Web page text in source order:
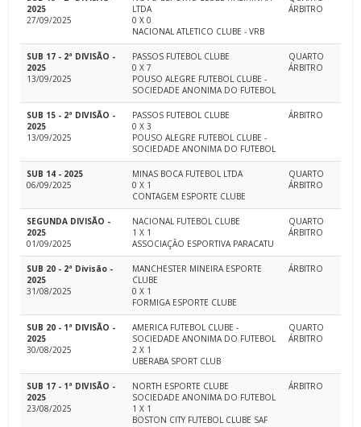
2025
27/09/2025
LTDA
0 X 0
NACIONAL ATLETICO CLUBE - VRB
ÁRBITRO
SUB 17 - 2ª DIVISÃO -
2025
13/09/2025
PASSOS FUTEBOL CLUBE
0 X 7
POUSO ALEGRE FUTEBOL CLUBE -
SOCIEDADE ANONIMA DO FUTEBOL
QUARTO
ÁRBITRO
SUB 15 - 2ª DIVISÃO -
2025
13/09/2025
PASSOS FUTEBOL CLUBE
0 X 3
POUSO ALEGRE FUTEBOL CLUBE -
SOCIEDADE ANONIMA DO FUTEBOL
ÁRBITRO
SUB 14 - 2025
06/09/2025
MINAS BOCA FUTEBOL LTDA
0 X 1
CONTAGEM ESPORTE CLUBE
QUARTO
ÁRBITRO
SEGUNDA DIVISÃO -
2025
01/09/2025
NACIONAL FUTEBOL CLUBE
1 X 1
ASSOCIAÇÃO ESPORTIVA PARACATU
QUARTO
ÁRBITRO
SUB 20 - 2ª Divisão -
2025
31/08/2025
MANCHESTER MINEIRA ESPORTE
CLUBE
0 X 1
FORMIGA ESPORTE CLUBE
ÁRBITRO
SUB 20 - 1ª DIVISÃO -
2025
30/08/2025
AMERICA FUTEBOL CLUBE -
SOCIEDADE ANONIMA DO FUTEBOL
2 X 1
UBERABA SPORT CLUB
QUARTO
ÁRBITRO
SUB 17 - 1ª DIVISÃO -
2025
23/08/2025
NORTH ESPORTE CLUBE
SOCIEDADE ANONIMA DO FUTEBOL
1 X 1
BOSTON CITY FUTEBOL CLUBE SAF
ÁRBITRO